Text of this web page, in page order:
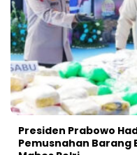
Presiden Prabowo
Pemusnahan Barang